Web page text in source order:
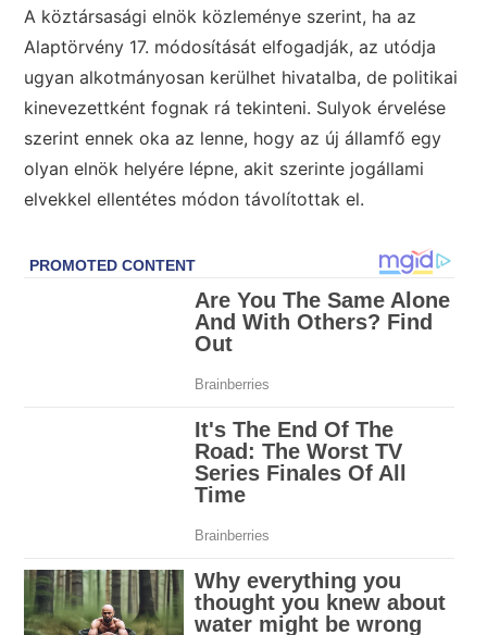
A köztársasági elnök közleménye szerint, ha az
Alaptörvény 17. módosítását elfogadják, az utódja
ugyan alkotmányosan kerülhet hivatalba, de politikai
kinevezettként fognak rá tekinteni. Sulyok érvelése
szerint ennek oka az lenne, hogy az új államfő egy
olyan elnök helyére lépne, akit szerinte jogállami
elvekkel ellentétes módon távolítottak el.